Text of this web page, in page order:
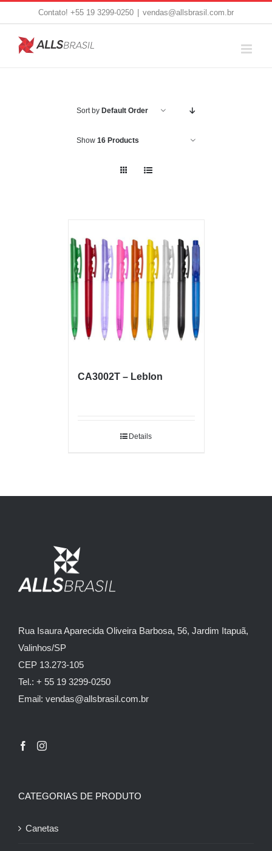
content
Contato! +55 19 3299-0250 vendas@allsbrasil.com.br
Sort by Default Order
Show 16 Products
CA3002T – Leblon
Details
Rua Isaura Aparecida Oliveira Barbosa, 56, Jardim Itapuã,
Valinhos/SP
CEP 13.273-105
Tel.: + 55 19 3299-0250
Email: vendas@allsbrasil.com.br
CATEGORIAS DE PRODUTO
Canetas